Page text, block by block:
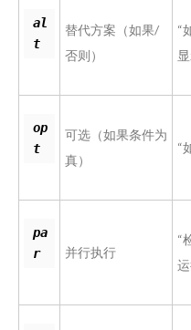
al
t
替代方案（如果/
否则）
“
op
t
可选（如果条件为
真）
“
pa
r
并行执行
“
运